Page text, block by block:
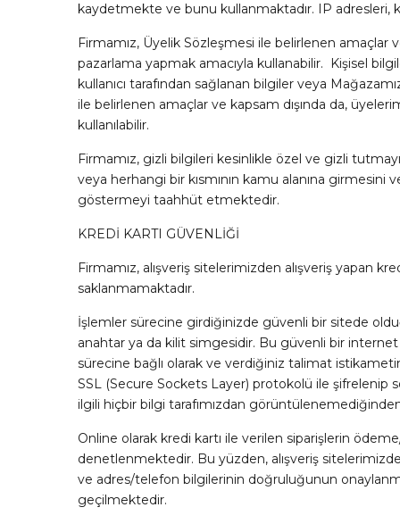
kaydetmekte ve bunu kullanmaktadır. IP adresleri,
Firmamız, Üyelik Sözleşmesi ile belirlenen amaçlar
pazarlama yapmak amacıyla kullanabilir. Kişisel
kullanıcı tarafından sağlanan bilgiler veya
ile belirlenen amaçlar ve kapsam dışında da,
kullanılabilir.
Firmamız, gizli bilgileri kesinlikle özel ve gizli
veya herhangi bir kısmının kamu alanına
göstermeyi taahhüt etmektedir.
KREDİ KARTI GÜVENLİĞİ
Firmamız, alışveriş sitelerimizden alışveriş yapan
saklanmamaktadır.
İşlemler sürecine girdiğinizde güvenli bir sitede
anahtar ya da kilit simgesidir. Bu güvenli bir
sürecine bağlı olarak ve verdiğiniz talimat
SSL (Secure Sockets Layer) protokolü ile şifrelenip
ilgili hiçbir bilgi tarafımızdan
Online olarak kredi kartı ile verilen siparişlerin
denetlenmektedir. Bu yüzden, alışveriş
ve adres/telefon bilgilerinin doğruluğunun
geçilmektedir.